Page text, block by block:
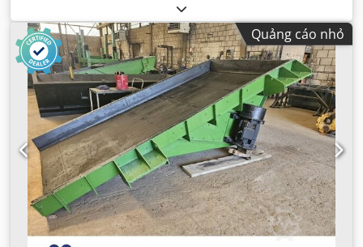
Quảng cáo nhỏ